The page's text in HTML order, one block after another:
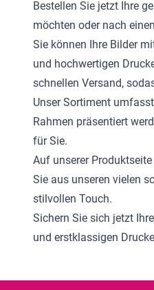
Bestellen Sie jetzt Ihre
möchten oder nach
Sie können Ihre Bilder
und hochwertigen
schnellen Versand,
Unser Sortiment
Rahmen präsentiert
für Sie.
Auf unserer
Sie aus unseren vielen
stilvollen Touch.
Sichern Sie sich jetzt
und erstklassigen